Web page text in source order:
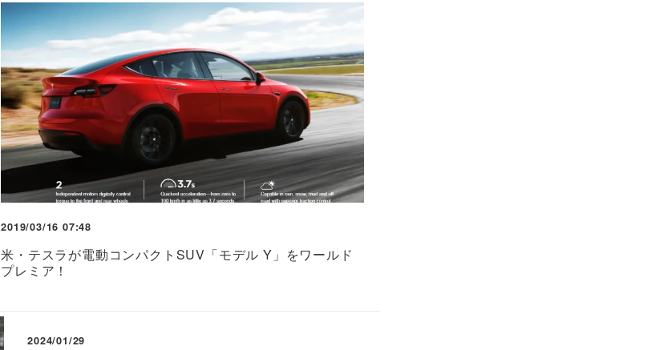
2019/03/16 07:48
米・テスラが電動コンパクトSUV「モデル Y」をワールド
プレミア！
2024/01/29